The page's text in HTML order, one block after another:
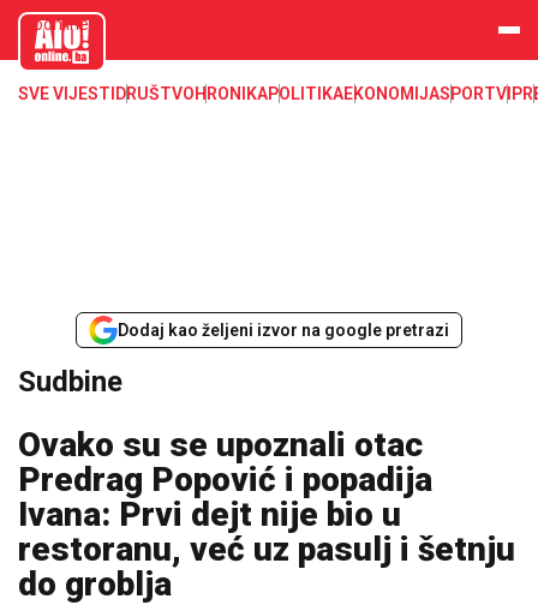
aloonline.b
SVE VIJESTI DRUŠTVOHRONIKAPOLITIKAEKONOMIJASPORTVIP
Dodaj kao željeni izvor na google pretrazi
Sudbine
Ovako su se upoznali otac
Predrag Popović i popadija
Ivana: Prvi dejt nije bio u
restoranu, već uz pasulj i šetnju
do groblja